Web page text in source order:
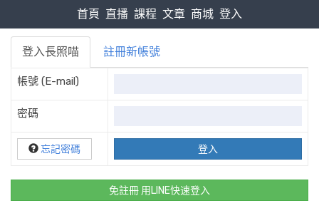
首頁 直播 課程 文章 商城 登入
登入長照喵 註冊新帳號
帳號 (E-mail)
密碼
忘記密碼
免註冊 用LINE快速登入